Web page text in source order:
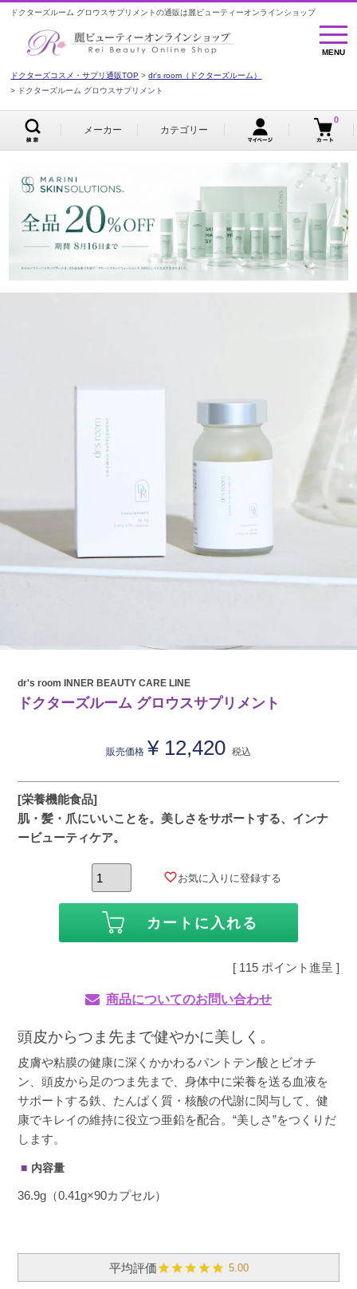
ドクターズルーム グロウスサプリメントの通販は麗ビューティーオンラインショップ
MENU
MENU
ドクターズコスメ・サプリ通販TOP
dr's room（ドクターズルーム）
ドクターズルーム グロウスサプリメント
メーカー カテゴリー
0
dr's room INNER BEAUTY CARE LINE
ドクターズルーム グロウスサプリメント
販売価格 ¥ 12,420 税込
[栄養機能食品]
肌・髪・爪にいいことを。美しさをサポートする、インナ
ービューティケア。
お気に入りに登録する
カートに入れる
[ 115 ポイント進呈 ]
商品についてのお問い合わせ
頭皮からつま先まで健やかに美しく。
皮膚や粘膜の健康に深くかかわるパントテン酸とビオチ
ン、頭皮から足のつま先まで、身体中に栄養を送る血液を
サポートする鉄、たんぱく質・核酸の代謝に関与して、健
康でキレイの維持に役立つ亜鉛を配合。“美しさ”をつくりだ
します。
内容量
36.9g（0.41g×90カプセル）
5.00